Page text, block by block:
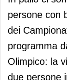
persone con
dei
programma
Olimpico: la
due persone